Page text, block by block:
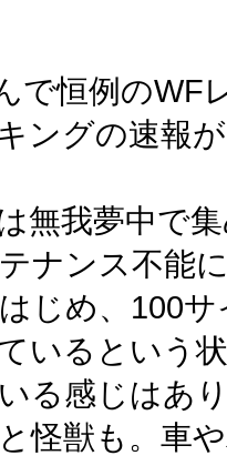
で恒例のWF
ングの速報
無我夢中で
ナンス不能
じめ、100
いるという
る感じはあ
怪獣も。車